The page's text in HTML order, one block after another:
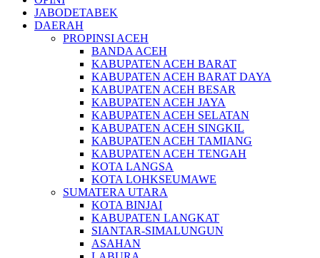
JABODETABEK
DAERAH
PROPINSI ACEH
BANDA ACEH
KABUPATEN ACEH BARAT
KABUPATEN ACEH BARAT DAYA
KABUPATEN ACEH BESAR
KABUPATEN ACEH JAYA
KABUPATEN ACEH SELATAN
KABUPATEN ACEH SINGKIL
KABUPATEN ACEH TAMIANG
KABUPATEN ACEH TENGAH
KOTA LANGSA
KOTA LOHKSEUMAWE
SUMATERA UTARA
KOTA BINJAI
KABUPATEN LANGKAT
SIANTAR-SIMALUNGUN
ASAHAN